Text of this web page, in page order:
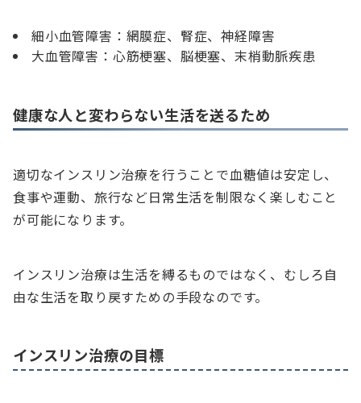
細小血管障害：網膜症、腎症、神経障害
大血管障害：心筋梗塞、脳梗塞、末梢動脈疾患
健康な人と変わらない生活を送るため
適切なインスリン治療を行うことで血糖値は安定し、
食事や運動、旅行など日常生活を制限なく楽しむこと
が可能になります。
インスリン治療は生活を縛るものではなく、むしろ自
由な生活を取り戻すための手段なのです。
インスリン治療の目標